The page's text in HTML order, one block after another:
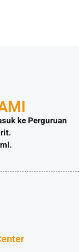
ke Perguruan